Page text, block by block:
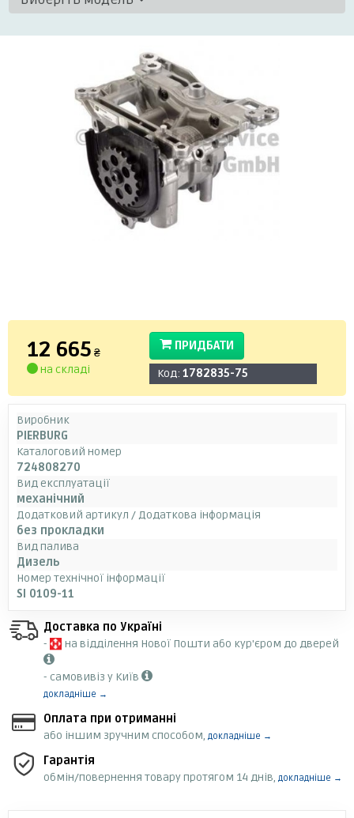
12 665 ₴
на складі
ПРИДБАТИ
Код: 1782835-75
Виробник
PIERBURG
Каталоговий номер
724808270
Вид експлуатації
механічний
Додатковий артикул / Додаткова інформація
без прокладки
Вид палива
Дизель
Номер технічної інформації
SI 0109-11
Доставка по Україні
-
на відділення Нової Пошти або кур'єром до дверей
- самовивіз у Київ
докладніше →
Оплата при отриманні
або іншим зручним способом, докладніше →
Гарантія
обмін/повернення товару протягом 14 днів, докладніше →